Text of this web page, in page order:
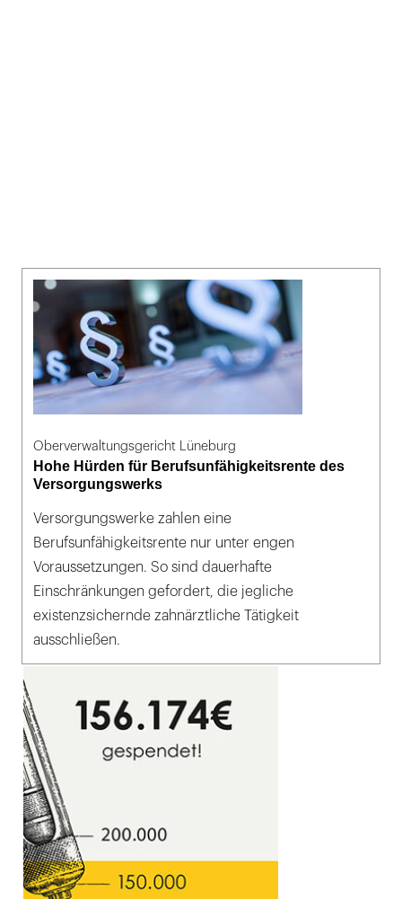
Oberverwaltungsgericht Lüneburg
Hohe Hürden für Berufsunfähigkeitsrente des
Versorgungswerks
Versorgungswerke zahlen eine
Berufsunfähigkeitsrente nur unter engen
Voraussetzungen. So sind dauerhafte
Einschränkungen gefordert, die jegliche
existenzsichernde zahnärztliche Tätigkeit
ausschließen.